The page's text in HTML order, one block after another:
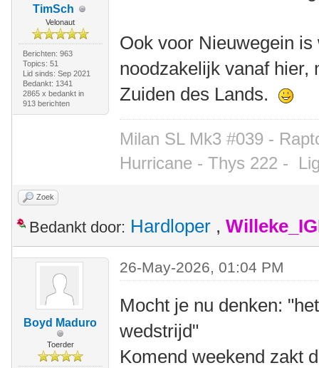
TimSch
Velonaut
Berichten: 963
Topics: 51
Lid sinds: Sep 2021
Bedankt: 1341
2865 x bedankt in
913 berichten
Ook voor Nieuwegein
noodzakelijk vanaf hier,
Zuiden des Lands.
Milan SL Mk3 #039 -
Hurricane - Thys 222 -
Zoek
Bedankt door: Hardloper ,
Boyd Maduro
Toerder
26-May-2026, 01:04 PM
Mocht je nu denken:
wedstrijd"
Komend weekend zakt